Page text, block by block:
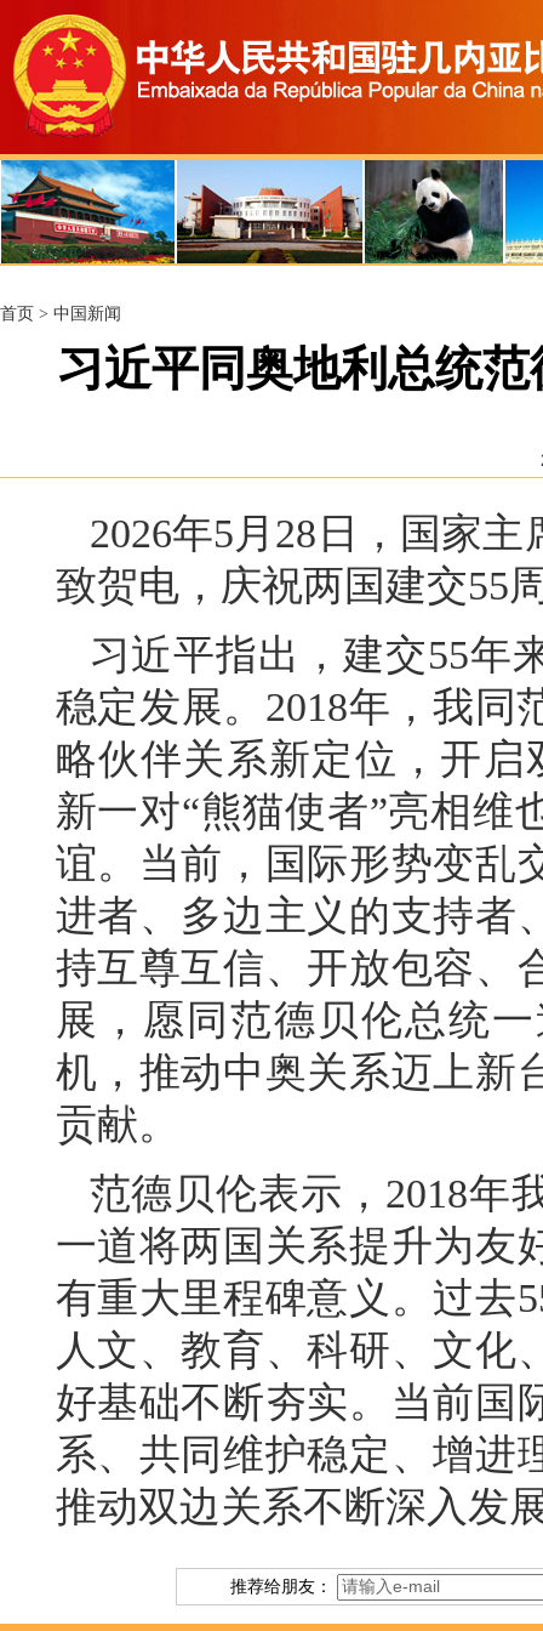
首页 > 中国新闻
习近平同奥地利总统
2026年5月28日，国家
致贺电，庆祝两国建交55
习近平指出，建交55年
稳定发展。2018年，我同
略伙伴关系新定位，开
新一对“熊猫使者”亮相维
谊。当前，国际形势变乱
进者、多边主义的支持者
持互尊互信、开放包容、
展，愿同范德贝伦总统
机，推动中奥关系迈上新
贡献。
范德贝伦表示，2018年
一道将两国关系提升为友
有重大里程碑意义。过去
人文、教育、科研、文化
好基础不断夯实。当前国
系、共同维护稳定、增进
推动双边关系不断深入发
推荐给朋友：